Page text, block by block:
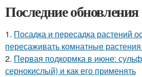
Последние обновления
1. Посадка и пересадка растений
пересаживать комнатные
2. Первая подкормка в июне:
сернокислый) и как его применять